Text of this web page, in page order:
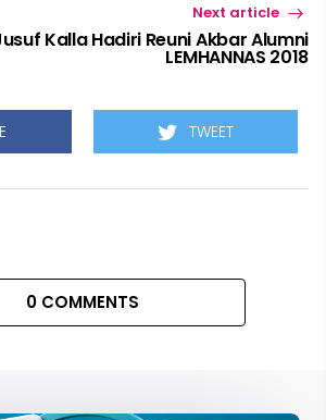
Next article
Kalla Hadiri Reuni Akbar Alumni
LEMHANNAS 2018
TWEET
0 COMMENTS